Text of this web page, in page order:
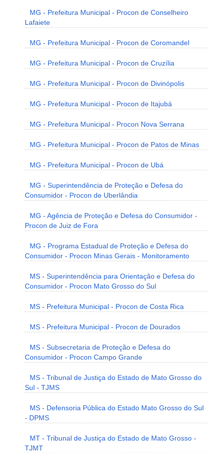
MG - Prefeitura Municipal - Procon de Conselheiro
Lafaiete
MG - Prefeitura Municipal - Procon de Coromandel
MG - Prefeitura Municipal - Procon de Cruzília
MG - Prefeitura Municipal - Procon de Divinópolis
MG - Prefeitura Municipal - Procon de Itajubá
MG - Prefeitura Municipal - Procon Nova Serrana
MG - Prefeitura Municipal - Procon de Patos de Minas
MG - Prefeitura Municipal - Procon de Ubá
MG - Superintendência de Proteção e Defesa do
Consumidor - Procon de Uberlândia
MG - Agência de Proteção e Defesa do Consumidor -
Procon de Juiz de Fora
MG - Programa Estadual de Proteção e Defesa do
Consumidor - Procon Minas Gerais - Monitoramento
MS - Superintendência para Orientação e Defesa do
Consumidor - Procon Mato Grosso do Sul
MS - Prefeitura Municipal - Procon de Costa Rica
MS - Prefeitura Municipal - Procon de Dourados
MS - Subsecretaria de Proteção e Defesa do
Consumidor - Procon Campo Grande
MS - Tribunal de Justiça do Estado de Mato Grosso do
Sul - TJMS
MS - Defensoria Pública do Estado Mato Grosso do Sul
- DPMS
MT - Tribunal de Justiça do Estado de Mato Grosso -
TJMT